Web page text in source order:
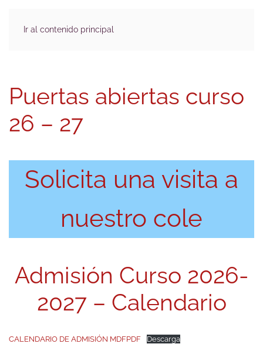
Ir al contenido principal
Puertas abiertas curso
26 – 27
Solicita una visita a
nuestro cole
Admisión Curso 2026-
2027 – Calendario
CALENDARIO DE ADMISIÓN MDFPDF Descarga